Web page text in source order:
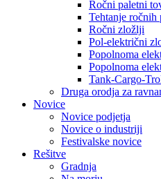
Ročni paletni
Tehtanje
Ročni zložlji
Pol-električni
Popolnoma
Popolnoma
Tank-Cargo-
Druga orodja za
Novice
Novice podjetja
Novice o industriji
Festivalske novice
Rešitve
Gradnja